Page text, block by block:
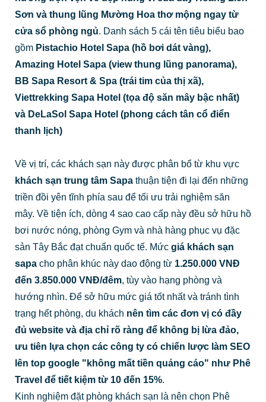
Sơn và thung lũng Mường Hoa thơ mộng ngay từ
cửa sổ phòng ngủ. Danh sách 5 cái tên tiêu biểu bao
gồm Pistachio Hotel Sapa (hồ bơi dát vàng),
Amazing Hotel Sapa (view thung lũng panorama),
BB Sapa Resort & Spa (trái tim của thị xã),
Viettrekking Sapa Hotel (tọa độ săn mây bậc nhất)
và DeLaSol Sapa Hotel (phong cách tân cổ điển
thanh lịch)
Về vị trí, các khách sạn này được phân bổ từ khu vực
khách sạn trung tâm Sapathuận tiện đi lại đến những
triền đồi yên tĩnh phía sau để tối ưu trải nghiệm săn
mây. Về tiện ích, dòng 4 sao cao cấp này đều sở hữu hồ
bơi nước nóng, phòng Gym và nhà hàng phục vụ đặc
sản Tây Bắc đạt chuẩn quốc tế. Mức giá khách sạn
sapacho phân khúc này dao động từ 1.250.000 VNĐ
đến 3.850.000 VNĐ/đêm, tùy vào hạng phòng và
hướng nhìn. Để sở hữu mức giá tốt nhất và tránh tình
trạng hết phòng, du khách nên tìm các đơn vị có đầy
đủ website và địa chỉ rõ ràng để không bị lừa đảo,
ưu tiên lựa chọn các công ty có chiến lược làm SEO
lên top google "không mất tiền quảng cáo" như Phê
Travel để tiết kiệm từ 10 đến 15%.
Kinh nghiệm đặt phòng khách sạn là nên chọn Phê